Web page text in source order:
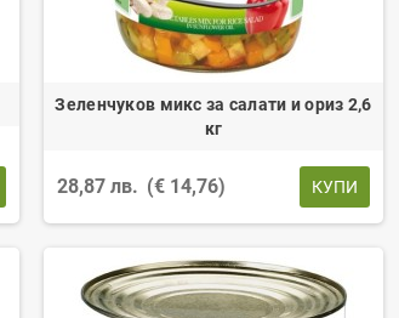
Зеленчуков микс за салати и ориз 2,6
кг
28,87 лв. (€ 14,76) КУПИ